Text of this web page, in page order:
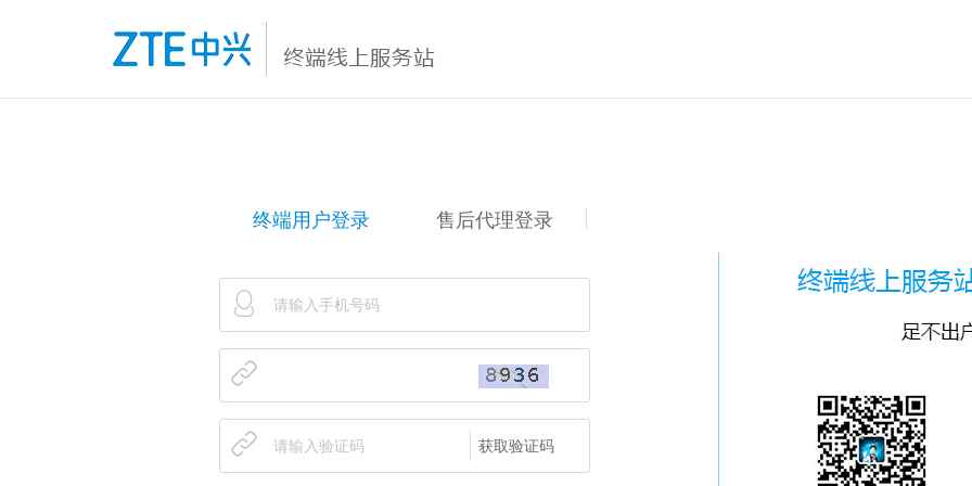
终端用户登录 售后代理登录
获取验证码